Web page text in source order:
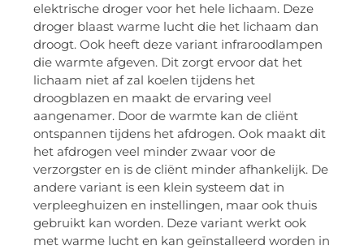
elektrische droger voor het hele lichaam. Deze
droger blaast warme lucht die het lichaam dan
droogt. Ook heeft deze variant infraroodlampen
die warmte afgeven. Dit zorgt ervoor dat het
lichaam niet af zal koelen tijdens het
droogblazen en maakt de ervaring veel
aangenamer. Door de warmte kan de cliënt
ontspannen tijdens het afdrogen. Ook maakt dit
het afdrogen veel minder zwaar voor de
verzorgster en is de cliënt minder afhankelijk. De
andere variant is een klein systeem dat in
verpleeghuizen en instellingen, maar ook thuis
gebruikt kan worden. Deze variant werkt ook
met warme lucht en kan geïnstalleerd worden in